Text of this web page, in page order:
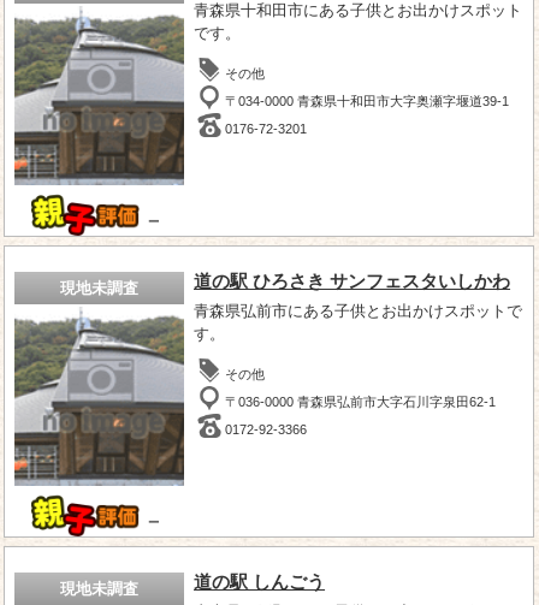
－
青森県十和田市にある子供とお出かけスポット
です。
その他
〒034-0000 青森県十和田市大字奥瀬字堰道39-1
0176-72-3201
現地未調査
－
道の駅 ひろさき サンフェスタいしかわ
青森県弘前市にある子供とお出かけスポットで
す。
その他
〒036-0000 青森県弘前市大字石川字泉田62-1
0172-92-3366
現地未調査 道の駅 しんごう